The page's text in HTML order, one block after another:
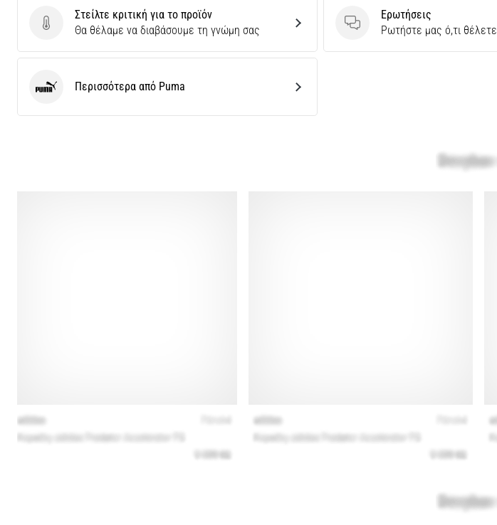
Στείλτε κριτική για το προϊόν
Στείλτε κριτική για το προϊόν
Θα θέλαμε να διαβάσουμε τη γνώμη σας
Ερωτήσεις
Ερωτήσεις
Ρωτήστε μας ό,τι θέλετε
Puma Περισσότερα από Puma